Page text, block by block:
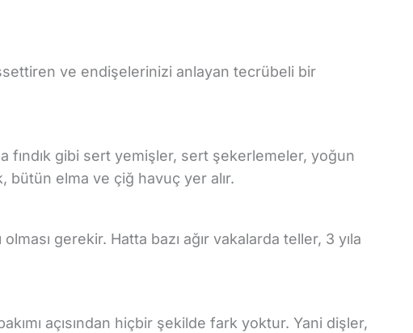
ve endişelerinizi anlayan tecrübeli bir
fındık gibi sert yemişler, sert şekerlemeler, yoğun
bütün elma ve çiğ havuç yer alır.
gerekir. Hatta bazı ağır vakalarda teller, 3 yıla
açısından hiçbir şekilde fark yoktur. Yani dişler,